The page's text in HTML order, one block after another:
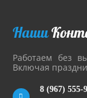
Наши
Работаем без
Включая
8 (967) 555-